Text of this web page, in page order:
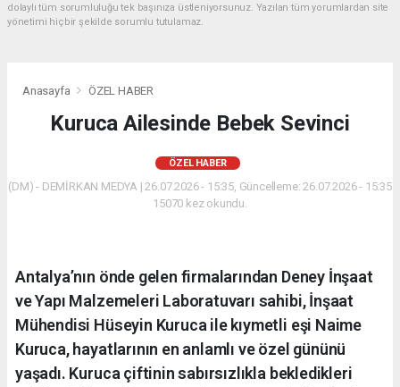
dolaylı tüm sorumluluğu tek başınıza üstleniyorsunuz. Yazılan tüm yorumlardan site
yönetimi hiçbir şekilde sorumlu tutulamaz.
Anasayfa ÖZEL HABER
Kuruca Ailesinde Bebek Sevinci
ÖZEL HABER
(DM) - DEMİRKAN MEDYA | 26.07.2026 - 15:35, Güncelleme: 26.07.2026 - 15:35
15070 kez okundu.
Antalya’nın önde gelen firmalarından Deney İnşaat
ve Yapı Malzemeleri Laboratuvarı sahibi, İnşaat
Mühendisi Hüseyin Kuruca ile kıymetli eşi Naime
Kuruca, hayatlarının en anlamlı ve özel gününü
yaşadı. Kuruca çiftinin sabırsızlıkla bekledikleri